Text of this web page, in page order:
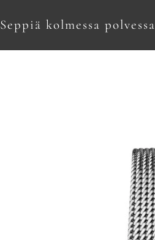
Seppiä kolmessa polvessa